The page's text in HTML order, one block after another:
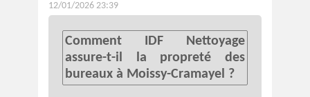
12/01/2026 23:39
Comment IDF Nettoyage
assure-t-il la propreté des
bureaux à Moissy-Cramayel ?